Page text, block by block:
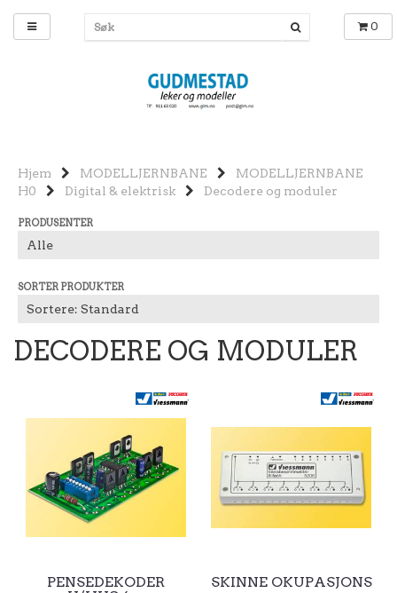
0
Hjem MODELLJERNBANE
MODELLJERNBANE
H0
Digital & elektrisk Decodere og moduler
PRODUSENTER
SORTER PRODUKTER
DECODERE OG MODULER
PENSEDEKODER
SKINNE OKUPASJONS